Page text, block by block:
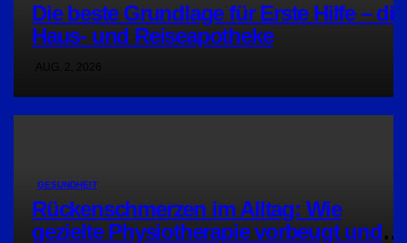
Die beste Grundlage für Erste Hilfe – die
Haus- und Reiseapotheke
GESUNDHEIT
Rückenschmerzen im Alltag: Wie
gezielte Physiotherapie vorbeugt und